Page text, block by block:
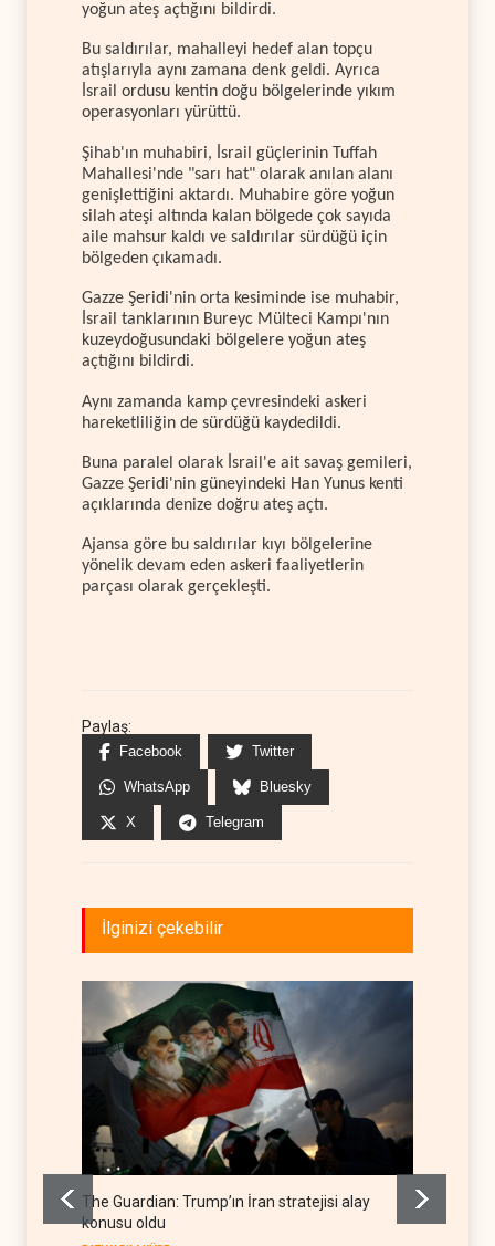
yoğun ateş açtığını bildirdi.
Bu saldırılar, mahalleyi hedef alan topçu
atışlarıyla aynı zamana denk geldi. Ayrıca
İsrail ordusu kentin doğu bölgelerinde yıkım
operasyonları yürüttü.
Şihab'ın muhabiri, İsrail güçlerinin Tuffah
Mahallesi'nde "sarı hat" olarak anılan alanı
genişlettiğini aktardı. Muhabire göre yoğun
silah ateşi altında kalan bölgede çok sayıda
aile mahsur kaldı ve saldırılar sürdüğü için
bölgeden çıkamadı.
Gazze Şeridi'nin orta kesiminde ise muhabir,
İsrail tanklarının Bureyc Mülteci Kampı'nın
kuzeydoğusundaki bölgelere yoğun ateş
açtığını bildirdi.
Aynı zamanda kamp çevresindeki askeri
hareketliliğin de sürdüğü kaydedildi.
Buna paralel olarak İsrail'e ait savaş gemileri,
Gazze Şeridi'nin güneyindeki Han Yunus kenti
açıklarında denize doğru ateş açtı.
Ajansa göre bu saldırılar kıyı bölgelerine
yönelik devam eden askeri faaliyetlerin
parçası olarak gerçekleşti.
Paylaş:
Facebook Twitter
WhatsApp Bluesky
X Telegram
İlginizi çekebilir
The Guardian: Trump’ın İran stratejisi alay
konusu oldu